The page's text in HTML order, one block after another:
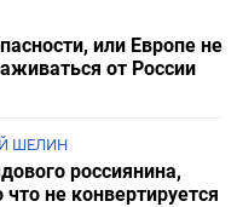
или Европе не
от России
ШЕЛИН
россиянина,
не конвертируется